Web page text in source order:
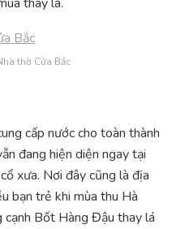
thờ Cửa Bắc
cấp nước cho toàn thành
đang hiện diện ngay tại
xưa. Nơi đây cũng là địa
bạn trẻ khi mùa thu Hà
cạnh Bốt Hàng Đậu thay lá